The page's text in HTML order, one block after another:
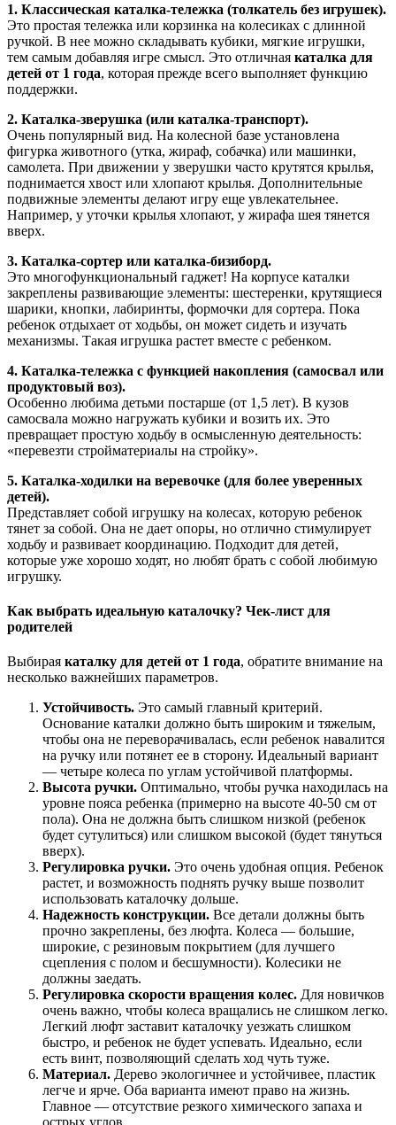
1. Классическая каталка-тележка (толкатель без игрушек).
Это простая тележка или корзинка на колесиках с длинной
ручкой. В нее можно складывать кубики, мягкие игрушки,
тем самым добавляя игре смысл. Это отличная каталка для
детей от 1 года, которая прежде всего выполняет функцию
поддержки.
2. Каталка-зверушка (или каталка-транспорт).
Очень популярный вид. На колесной базе установлена
фигурка животного (утка, жираф, собачка) или машинки,
самолета. При движении у зверушки часто крутятся крылья,
поднимается хвост или хлопают крылья. Дополнительные
подвижные элементы делают игру еще увлекательнее.
Например, у уточки крылья хлопают, у жирафа шея тянется
вверх.
3. Каталка-сортер или каталка-бизиборд.
Это многофункциональный гаджет! На корпусе каталки
закреплены развивающие элементы: шестеренки, крутящиеся
шарики, кнопки, лабиринты, формочки для сортера. Пока
ребенок отдыхает от ходьбы, он может сидеть и изучать
механизмы. Такая игрушка растет вместе с ребенком.
4. Каталка-тележка с функцией накопления (самосвал или
продуктовый воз).
Особенно любима детьми постарше (от 1,5 лет). В кузов
самосвала можно нагружать кубики и возить их. Это
превращает простую ходьбу в осмысленную деятельность:
«перевезти стройматериалы на стройку».
5. Каталка-ходилки на веревочке (для более уверенных
детей).
Представляет собой игрушку на колесах, которую ребенок
тянет за собой. Она не дает опоры, но отлично стимулирует
ходьбу и развивает координацию. Подходит для детей,
которые уже хорошо ходят, но любят брать с собой любимую
игрушку.
Как выбрать идеальную каталочку? Чек-лист для
родителей
Выбирая каталку для детей от 1 года, обратите внимание на
несколько важнейших параметров.
Устойчивость. Это самый главный критерий.
Основание каталки должно быть широким и тяжелым,
чтобы она не переворачивалась, если ребенок навалится
на ручку или потянет ее в сторону. Идеальный вариант
— четыре колеса по углам устойчивой платформы.
Высота ручки. Оптимально, чтобы ручка находилась на
уровне пояса ребенка (примерно на высоте 40-50 см от
пола). Она не должна быть слишком низкой (ребенок
будет сутулиться) или слишком высокой (будет тянуться
вверх).
Регулировка ручки. Это очень удобная опция. Ребенок
растет, и возможность поднять ручку выше позволит
использовать каталочку дольше.
Надежность конструкции. Все детали должны быть
прочно закреплены, без люфта. Колеса — большие,
широкие, с резиновым покрытием (для лучшего
сцепления с полом и бесшумности). Колесики не
должны заедать.
Регулировка скорости вращения колес. Для новичков
очень важно, чтобы колеса вращались не слишком легко.
Легкий люфт заставит каталочку уезжать слишком
быстро, и ребенок не будет успевать. Идеально, если
есть винт, позволяющий сделать ход чуть туже.
Материал. Дерево экологичнее и устойчивее, пластик
легче и ярче. Оба варианта имеют право на жизнь.
Главное — отсутствие резкого химического запаха и